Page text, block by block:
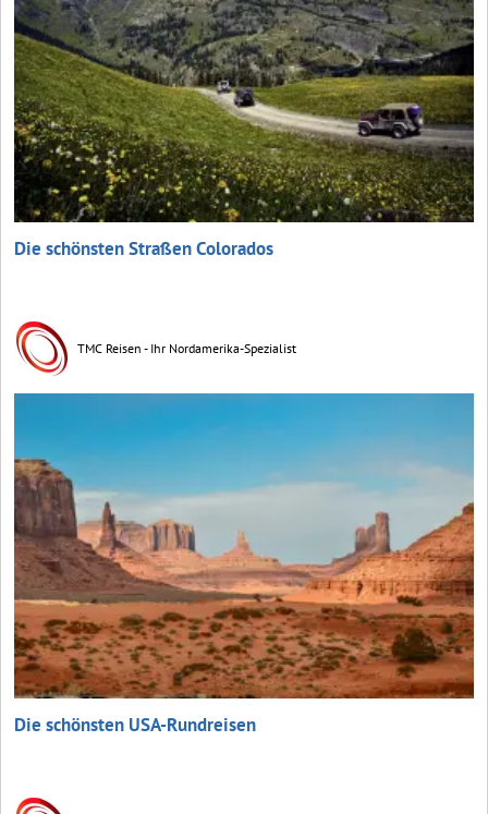
Die schönsten Straßen Colorados
TMC Reisen - Ihr Nordamerika-Spezialist
Die schönsten USA-Rundreisen